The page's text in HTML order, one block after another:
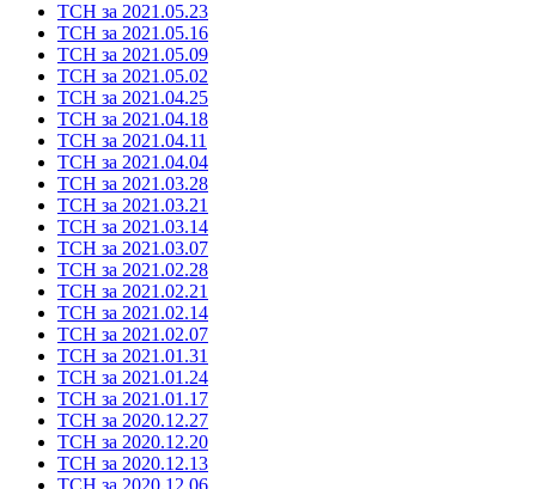
ТСН за 2021.05.23
ТСН за 2021.05.16
ТСН за 2021.05.09
ТСН за 2021.05.02
ТСН за 2021.04.25
ТСН за 2021.04.18
ТСН за 2021.04.11
ТСН за 2021.04.04
ТСН за 2021.03.28
ТСН за 2021.03.21
ТСН за 2021.03.14
ТСН за 2021.03.07
ТСН за 2021.02.28
ТСН за 2021.02.21
ТСН за 2021.02.14
ТСН за 2021.02.07
ТСН за 2021.01.31
ТСН за 2021.01.24
ТСН за 2021.01.17
ТСН за 2020.12.27
ТСН за 2020.12.20
ТСН за 2020.12.13
ТСН за 2020.12.06